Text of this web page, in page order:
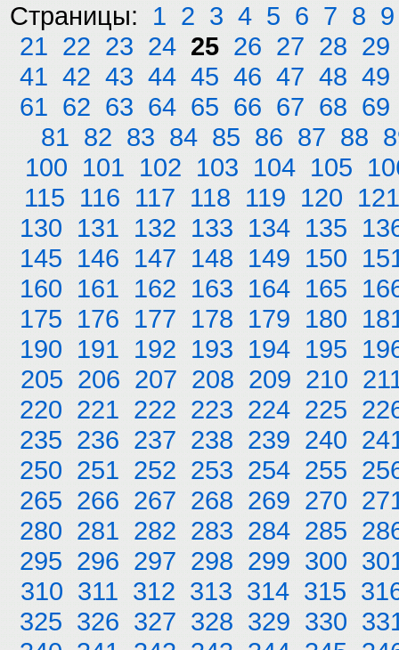
Страницы: 1 2 3 4 5 6 7 8 9
21 22 23 24 25 26 27 28 29
41 42 43 44 45 46 47 48 49
61 62 63 64 65 66 67 68 69
81 82 83 84 85 86 87 88
100 101 102 103 104 105
115 116 117 118 119 120 121
130 131 132 133 134 135
145 146 147 148 149 150
160 161 162 163 164 165
175 176 177 178 179 180
190 191 192 193 194 195
205 206 207 208 209 210
220 221 222 223 224 225
235 236 237 238 239 240
250 251 252 253 254 255
265 266 267 268 269 270
280 281 282 283 284 285
295 296 297 298 299 300
310 311 312 313 314 315
325 326 327 328 329 330